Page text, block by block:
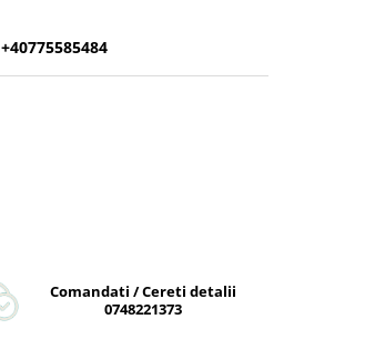
+40775585484
Comandati / Cereti detalii
0748221373